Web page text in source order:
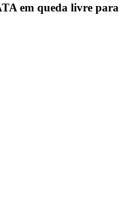
em queda livre para